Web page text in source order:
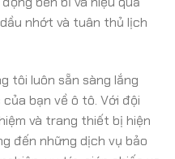
nhớt và tuân thủ lịch
tôi luôn sẵn sàng lắng
bạn về ô tô. Với đội
và trang thiết bị hiện
đến những dịch vụ bảo